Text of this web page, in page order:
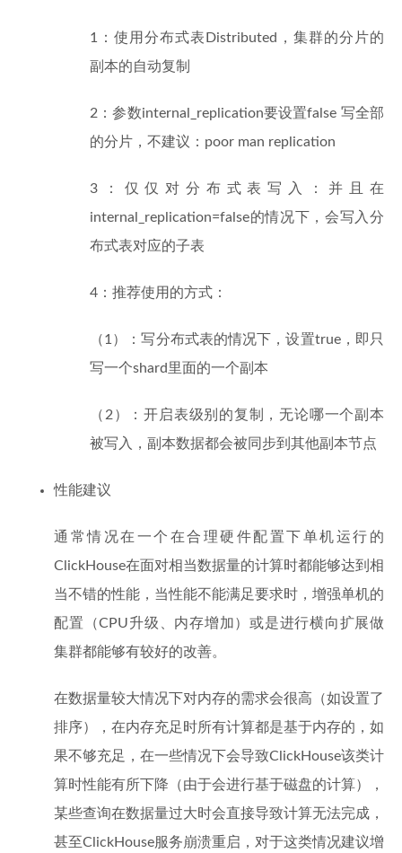
1：使用分布式表Distributed，集群的分片的
副本的自动复制
2：参数internal_replication要设置false 写全部
的分片，不建议：poor man replication
3：仅仅对分布式表写入：并且在
internal_replication=false的情况下，会写入分
布式表对应的子表
4：推荐使用的方式：
（1）：写分布式表的情况下，设置true，即只
写一个shard里面的一个副本
（2）：开启表级别的复制，无论哪一个副本
被写入，副本数据都会被同步到其他副本节点
性能建议
通常情况在一个在合理硬件配置下单机运行的
ClickHouse在面对相当数据量的计算时都能够达到相
当不错的性能，当性能不能满足要求时，增强单机的
配置（CPU升级、内存增加）或是进行横向扩展做
集群都能够有较好的改善。
在数据量较大情况下对内存的需求会很高（如设置了
排序），在内存充足时所有计算都是基于内存的，如
果不够充足，在一些情况下会导致ClickHouse该类计
算时性能有所下降（由于会进行基于磁盘的计算），
某些查询在数据量过大时会直接导致计算无法完成，
甚至ClickHouse服务崩溃重启，对于这类情况建议增